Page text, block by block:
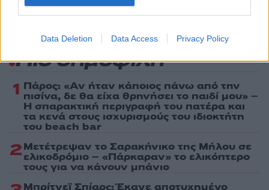
Data Deletion Data Access Privacy Policy
Πιο δημοφιλή
1 Πάρος: «Αν ήταν κάποιος πάνω από την
πισίνα, δε θα είχα θρηνήσει το παιδί μου» –
Η σπαρακτική περιγραφή του πατέρα και
τα κενά στους ισχυρισμούς του ιδιοκτήτη
του beach bar
2Μετέτρεψαν το Σαρακήνικο της Μήλου σε
ελικοδρόμιο – «Πάρκαραν» το ελικόπτερο
τους για να κάνουν μπάνιο
Μπρίτνεϊ Σπίαρς: Έκανε αποτυχημένο